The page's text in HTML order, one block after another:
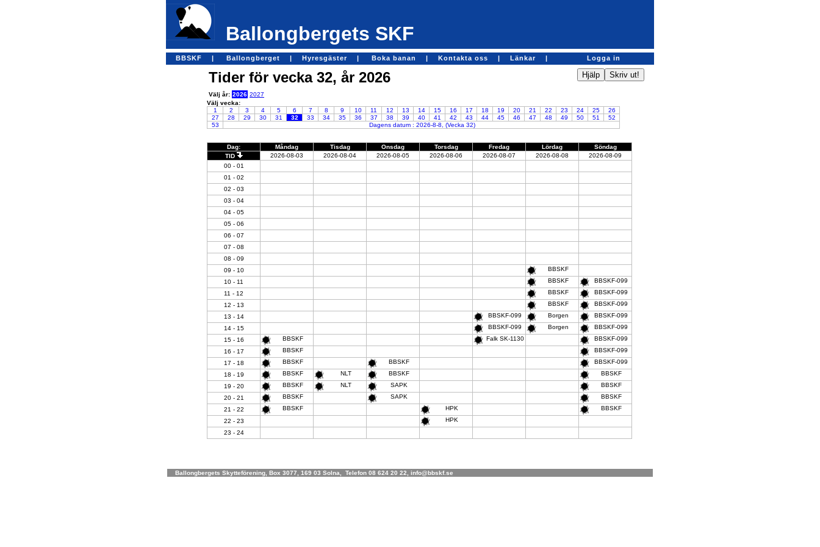
Ballongbergets SKF
BBSKF | Ballongberget | Hyresgäster | Boka banan | Kontakta oss | Länkar | Logga in
Tider för vecka 32, år 2026
Välj år: 2026 2027
Välj vecka:
1
2 3 4 5 6 7 8 9 10 11 12 13 14 15 16 17 18 19 20 21 22 23 24 25
26
27
28 29 30 31 32 33 34 35 36 37 38 39 40 41 42 43 44 45 46 47 48 49 50 51
52
53
Dagens datum : 2026-8-8, (Vecka 32)
Dag: Måndag Tisdag Onsdag Torsdag Fredag Lördag
Söndag
TID
2026-08-03 2026-08-04 2026-08-05 2026-08-06 2026-08-07 2026-08-08
2026-08-09
00 - 01
01 - 02
02 - 03
03 - 04
04 - 05
05 - 06
06 - 07
07 - 08
08 - 09
09 - 10
BBSKF
10 - 11
BBSKF
BBSKF-099
11 - 12
BBSKF
BBSKF-099
12 - 13
BBSKF
BBSKF-099
13 - 14
BBSKF-099 Borgen
BBSKF-099
14 - 15
BBSKF-099 Borgen
BBSKF-099
15 - 16
BBSKF Falk SK-1130
BBSKF-099
16 - 17
BBSKF
BBSKF-099
17 - 18
BBSKF BBSKF
BBSKF-099
18 - 19
BBSKF NLT BBSKF
BBSKF
19 - 20
BBSKF NLT SAPK
BBSKF
20 - 21
BBSKF SAPK
BBSKF
21 - 22
BBSKF HPK
BBSKF
22 - 23
HPK
23 - 24
Ballongbergets Skytteförening, Box 3077, 169 03 Solna, Telefon 08 624 20 22, info@bbskf.se